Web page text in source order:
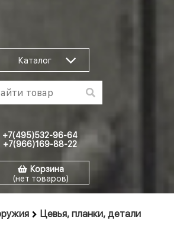
Каталог
+7(495)532-96-64
+7(966)169-88-22
Корзина
(нет товаров)
Цевья, планки, детали